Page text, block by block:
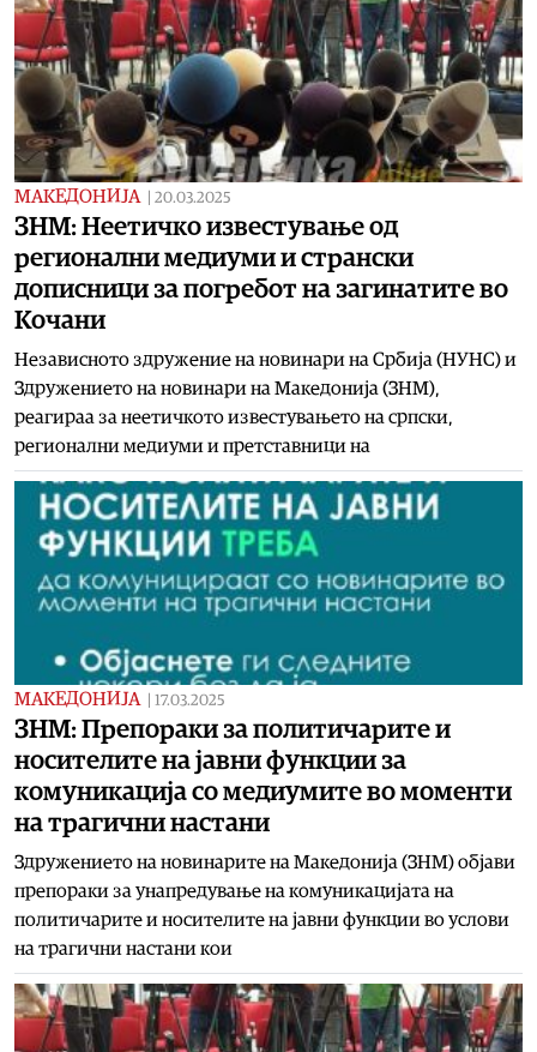
МАКЕДОНИЈА 20.03.2025
ЗНМ: Неетичко известување од
регионални медиуми и странски
дописници за погребот на загинатите во
Кочани
Независното здружение на новинари на Србија (НУНС) и
Здружението на новинари на Македонија (ЗНМ),
реагираа за неетичкото известувањето на српски,
регионални медиуми и претставници на
МАКЕДОНИЈА 17.03.2025
ЗНМ: Препораки за политичарите и
носителите на јавни функции за
комуникација со медиумите во моменти
на трагични настани
Здружението на новинарите на Македонија (ЗНМ) објави
препораки за унапредување на комуникацијата на
политичарите и носителите на јавни функции во услови
на трагични настани кои